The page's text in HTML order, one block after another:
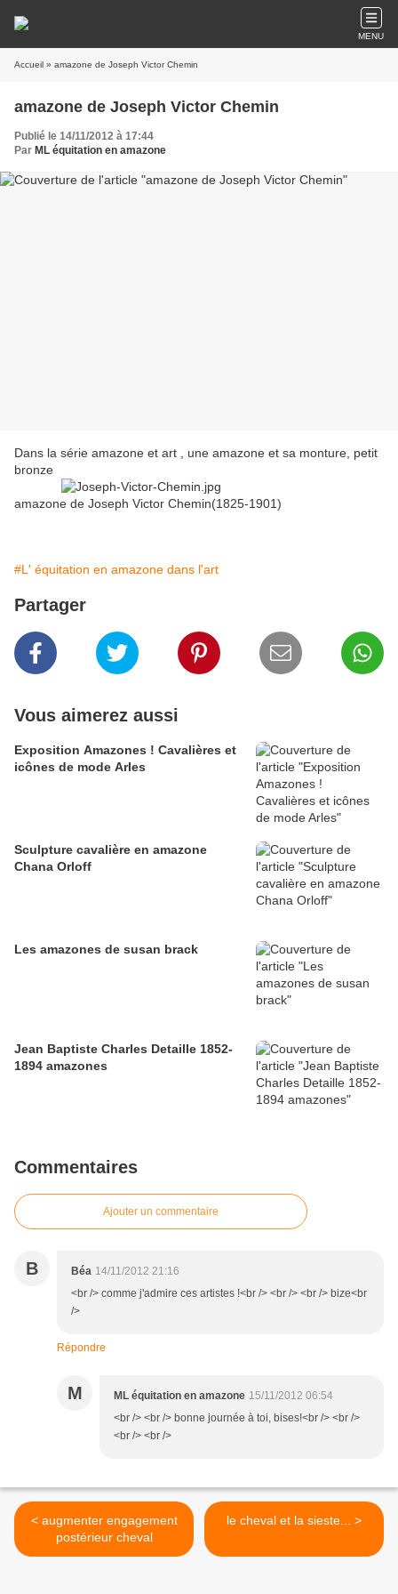
MENU
Accueil » amazone de Joseph Victor Chemin
amazone de Joseph Victor Chemin
Publié le 14/11/2012 à 17:44
Par ML équitation en amazone
Dans la série amazone et art , une amazone et sa monture, petit
bronze
amazone de Joseph Victor Chemin(1825-1901)
#L' équitation en amazone dans l'art
Partager
Vous aimerez aussi
Exposition Amazones ! Cavalières et
icônes de mode Arles
Sculpture cavalière en amazone
Chana Orloff
Les amazones de susan brack
Jean Baptiste Charles Detaille 1852-
1894 amazones
Commentaires
Ajouter un commentaire
B Béa 14/11/2012 21:16
<br /> comme j'admire ces artistes !<br /> <br /> <br /> bize<br
/>
Répondre
M ML équitation en amazone 15/11/2012 06:54
<br /> <br /> bonne journée à toi, bises!<br /> <br />
<br /> <br />
< augmenter engagement
postérieur cheval
le cheval et la sieste... >